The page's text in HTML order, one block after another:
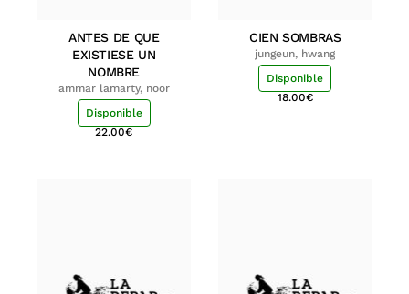
ANTES DE QUE
EXISTIESE UN
NOMBRE
ammar lamarty, noor
Disponible
22.00€
CIEN SOMBRAS
jungeun, hwang
Disponible
18.00€